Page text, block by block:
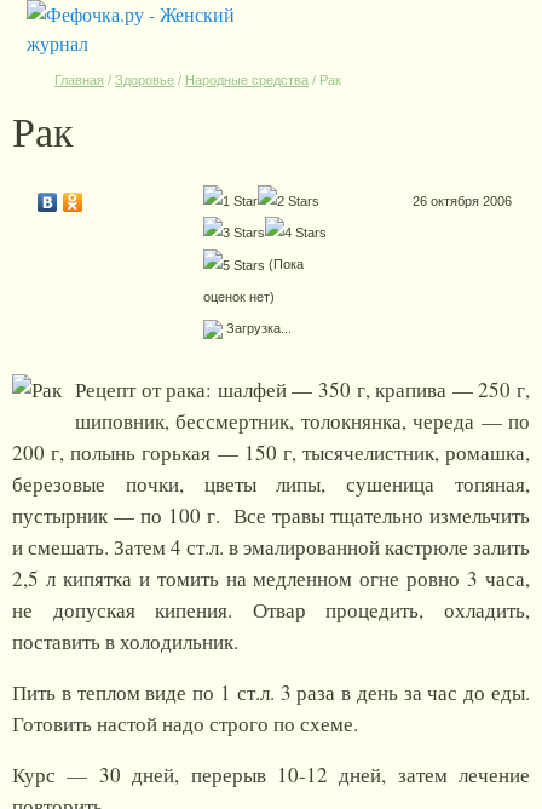
Главная / Здоровье / Народные средства / Рак
Рак
(Пока
оценок нет)
Загрузка...
26 октября 2006
Рецепт от рака: шалфей — 350 г, крапива — 250 г,
шиповник, бессмертник, толокнянка, череда — по
200 г, полынь горькая — 150 г, тысячелистник, ромашка,
березовые почки, цветы липы, сушеница топяная,
пустырник — по 100 г. Все травы тщательно измельчить
и смешать. Затем 4 ст.л. в эмалированной кастрюле залить
2,5 л кипятка и томить на медленном огне ровно 3 часа,
не допуская кипения. Отвар процедить, охладить,
поставить в холодильник.
Пить в теплом виде по 1 ст.л. 3 раза в день за час до еды.
Готовить настой надо строго по схеме.
Курс — 30 дней, перерыв 10-12 дней, затем лечение